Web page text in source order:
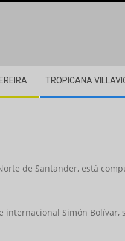
TROPICANA
de Santander, está
Simón